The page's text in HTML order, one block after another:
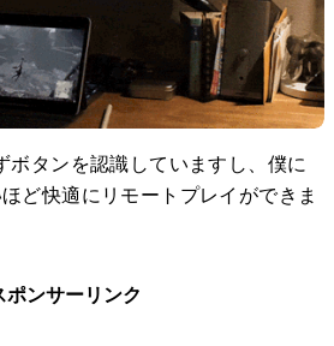
ボタンを認識していますし、僕に
ど快適にリモートプレイができま
ポンサーリンク